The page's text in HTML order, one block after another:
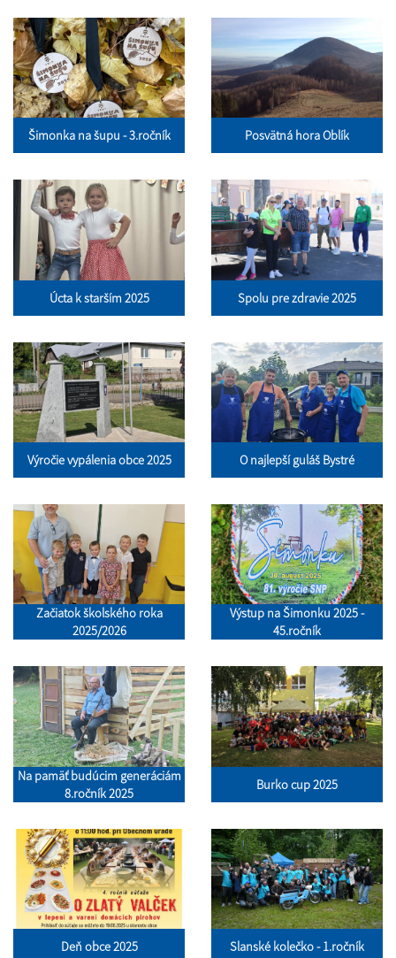
Šimonka na šupu - 3.ročník Posvätná hora Oblík
Úcta k starším 2025 Spolu pre zdravie 2025
Výročie vypálenia obce 2025 O najlepší guláš Bystré
Začiatok školského roka
2025/2026
Výstup na Šimonku 2025 -
45.ročník
Na pamäť budúcim generáciám
8.ročník 2025
Burko cup 2025
Deň obce 2025 Slanské kolečko - 1.ročník